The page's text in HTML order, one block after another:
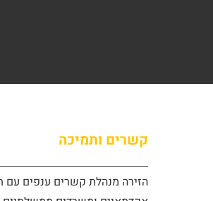
קשרים ותמיכה
הזירה מנהלת קשרים ענפים עם